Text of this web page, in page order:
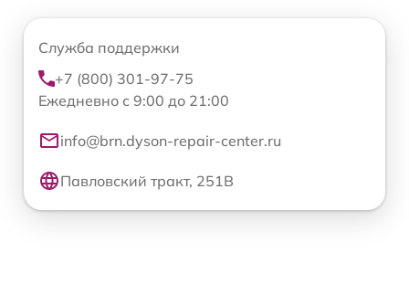
Служба поддержки
+7 (800) 301-97-75
Ежедневно с 9:00 до 21:00
info@brn.dyson-repair-center.ru
Павловский тракт, 251В